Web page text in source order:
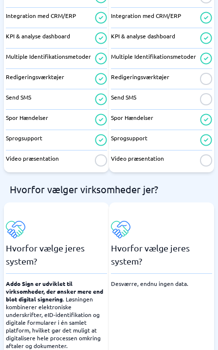
Integration med CRM/ERP
KPI & analyse dashboard
Multiple Identifikationsmetoder
Redigeringsværktøjer
Send SMS
Spor Hændelser
Sprogsupport
Video præsentation
Integration med CRM/ERP
KPI & analyse dashboard
Multiple Identifikationsmetoder
Redigeringsværktøjer
Send SMS
Spor Hændelser
Sprogsupport
Video præsentation
Hvorfor vælger virksomheder jer?
Hvorfor vælge jeres
system?
Addo Sign er udviklet til
virksomheder, der ønsker mere end
blot digital signering. Løsningen
kombinerer elektroniske
underskrifter, eID-identifikation og
digitale formularer i én samlet
platform, hvilket gør det muligt at
digitalisere hele processen omkring
aftaler og dokumenter.
Hvorfor vælge jeres
system?
Desværre, endnu ingen data.